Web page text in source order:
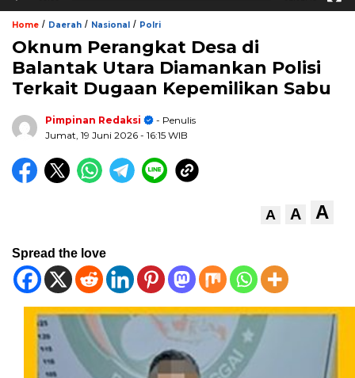
Home / Daerah / Nasional / Polri
Oknum Perangkat Desa di
Balantak Utara Diamankan Polisi
Terkait Dugaan Kepemilikan Sabu
Pimpinan Redaksi
- Penulis
Jumat, 19 Juni 2026 - 16:15 WIB
A A A
Spread the love